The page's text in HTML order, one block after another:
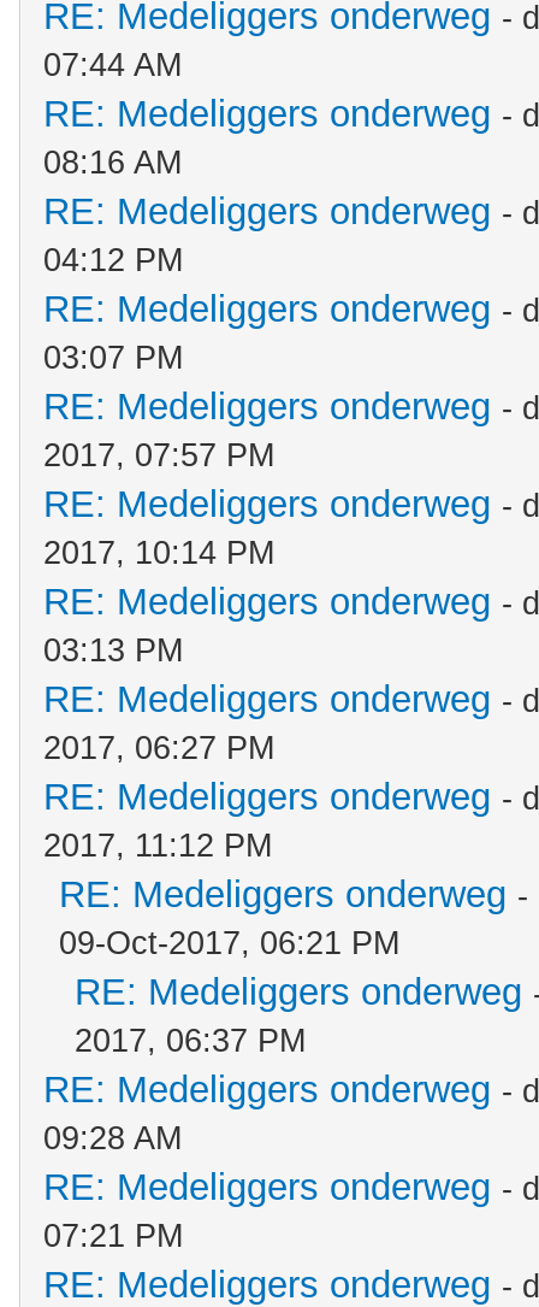
RE: Medeliggers onderweg -
07:44 AM
RE: Medeliggers onderweg -
08:16 AM
RE: Medeliggers onderweg -
04:12 PM
RE: Medeliggers onderweg -
03:07 PM
RE: Medeliggers onderweg -
2017, 07:57 PM
RE: Medeliggers onderweg -
2017, 10:14 PM
RE: Medeliggers onderweg -
03:13 PM
RE: Medeliggers onderweg -
2017, 06:27 PM
RE: Medeliggers onderweg -
2017, 11:12 PM
RE: Medeliggers onderweg -
09-Oct-2017, 06:21 PM
RE: Medeliggers onderweg
2017, 06:37 PM
RE: Medeliggers onderweg -
09:28 AM
RE: Medeliggers onderweg -
07:21 PM
RE: Medeliggers onderweg -